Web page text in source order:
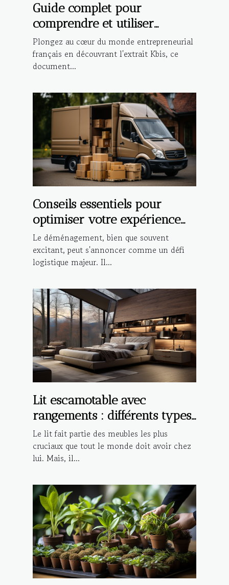
Guide complet pour
comprendre et utiliser
l'extrait Kbis dans les
démarches administratives et
commerciales
Plongez au cœur du monde entrepreneurial
français en découvrant l'extrait Kbis, ce
document...
Conseils essentiels pour
optimiser votre expérience
de déménagement local
Le déménagement, bien que souvent
excitant, peut s'annoncer comme un défi
logistique majeur. Il...
Lit escamotable avec
rangements : différents types,
avantages et critères de choix
Le lit fait partie des meubles les plus
cruciaux que tout le monde doit avoir chez
lui. Mais, il...